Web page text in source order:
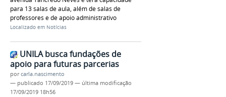
para 13 salas de aula, além de salas de
professores e de apoio administrativo
Localizado em Notícias
UNILA busca fundações de
apoio para futuras parcerias
porcarla.nascimento
— publicado 17/09/2019 — última modificação
17/09/2019 18h56